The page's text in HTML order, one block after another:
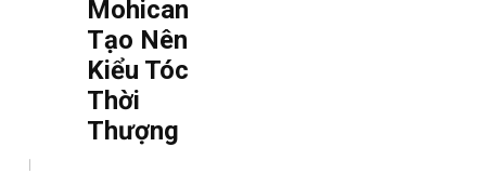
Mohican
Tạo Nên
Kiểu Tóc
Thời
Thượng